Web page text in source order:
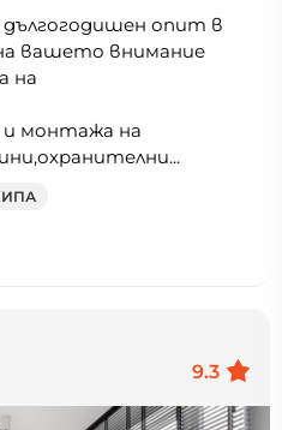
опит в
вашето внимание
на
монтажа на
9.3